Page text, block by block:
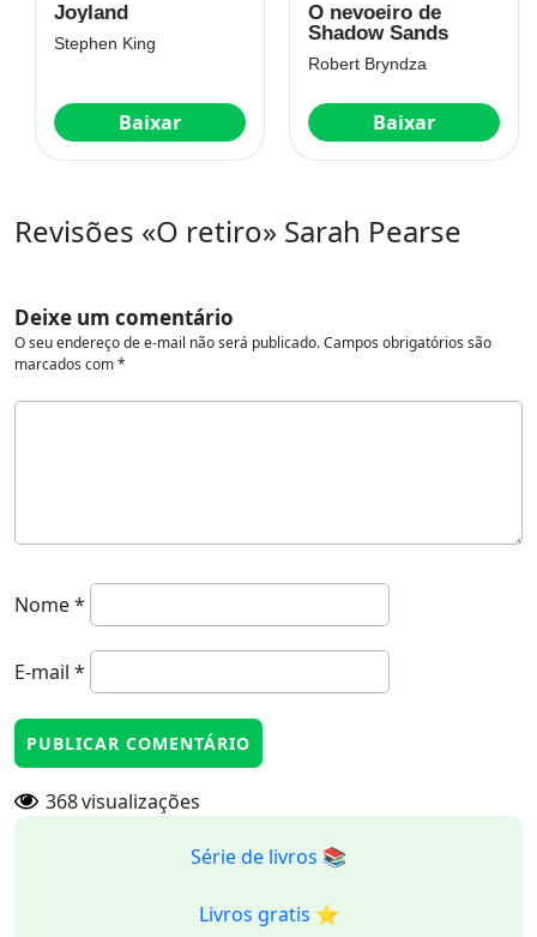
Joyland
Stephen King
Baixar
O nevoeiro de
Shadow Sands
Robert Bryndza
Baixar
Revisões «O retiro» Sarah Pearse
Deixe um comentário
O seu endereço de e-mail não será publicado.Campos obrigatórios são
marcados com*
Nome*
E-mail *
368visualizações
Série de livros 📚
Livros gratis ⭐️